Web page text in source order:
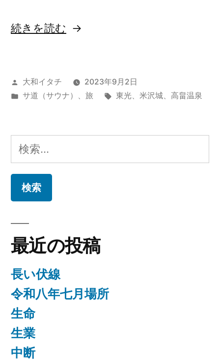
“人
ス
の
続きを読む
投
稿
大和イタチ
2023年9月2日
カ
リ
ー:
サ道（サウナ） 、 旅
タ
東光、 米沢城、 高畠温泉
検
索:
最近の投稿
長い伏線
令和八年七月場所
生命
生業
中断